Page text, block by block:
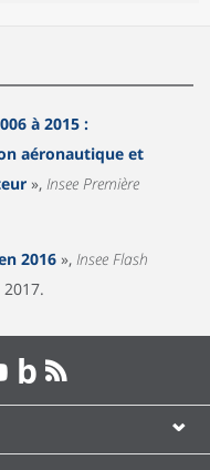
à 2015 :
aéronautique et
», Insee Première
2016 », Insee Flash